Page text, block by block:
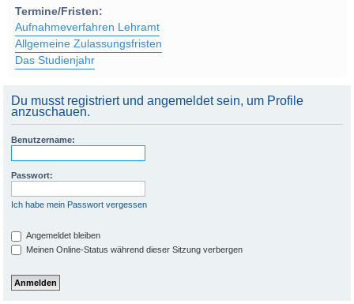
Termine/Fristen:
Aufnahmeverfahren Lehramt
Allgemeine Zulassungsfristen
Das Studienjahr
Du musst registriert und angemeldet sein, um Profile
anzuschauen.
Benutzername:
Passwort:
Ich habe mein Passwort vergessen
Angemeldet bleiben
Meinen Online-Status während dieser Sitzung verbergen